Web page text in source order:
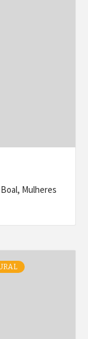
Mulheres